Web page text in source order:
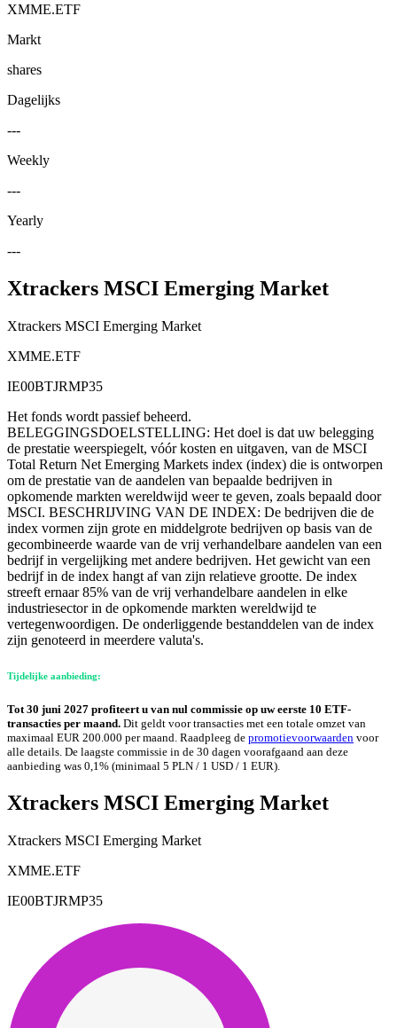
XMME.ETF
Markt
shares
Dagelijks
---
Weekly
---
Yearly
---
Xtrackers MSCI Emerging Market
Xtrackers MSCI Emerging Market
XMME.ETF
IE00BTJRMP35
Het fonds wordt passief beheerd.
BELEGGINGSDOELSTELLING: Het doel is dat uw belegging
de prestatie weerspiegelt, vóór kosten en uitgaven, van de MSCI
Total Return Net Emerging Markets index (index) die is ontworpen
om de prestatie van de aandelen van bepaalde bedrijven in
opkomende markten wereldwijd weer te geven, zoals bepaald door
MSCI. BESCHRIJVING VAN DE INDEX: De bedrijven die de
index vormen zijn grote en middelgrote bedrijven op basis van de
gecombineerde waarde van de vrij verhandelbare aandelen van een
bedrijf in vergelijking met andere bedrijven. Het gewicht van een
bedrijf in de index hangt af van zijn relatieve grootte. De index
streeft ernaar 85% van de vrij verhandelbare aandelen in elke
industriesector in de opkomende markten wereldwijd te
vertegenwoordigen. De onderliggende bestanddelen van de index
zijn genoteerd in meerdere valuta's.
Tijdelijke aanbieding:
Tot 30 juni 2027 profiteert u van nul commissie op uw eerste 10 ETF-
transacties per maand. Dit geldt voor transacties met een totale omzet van
maximaal EUR 200.000 per maand. Raadpleeg de promotievoorwaarden voor
alle details. De laagste commissie in de 30 dagen voorafgaand aan deze
aanbieding was 0,1% (minimaal 5 PLN / 1 USD / 1 EUR).
Xtrackers MSCI Emerging Market
Xtrackers MSCI Emerging Market
XMME.ETF
IE00BTJRMP35